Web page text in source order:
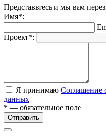
Представьтесь и мы вам
Имя*:
Проект*:
Я принимаю Соглашение
данных
* — обязательное поле
Отправить